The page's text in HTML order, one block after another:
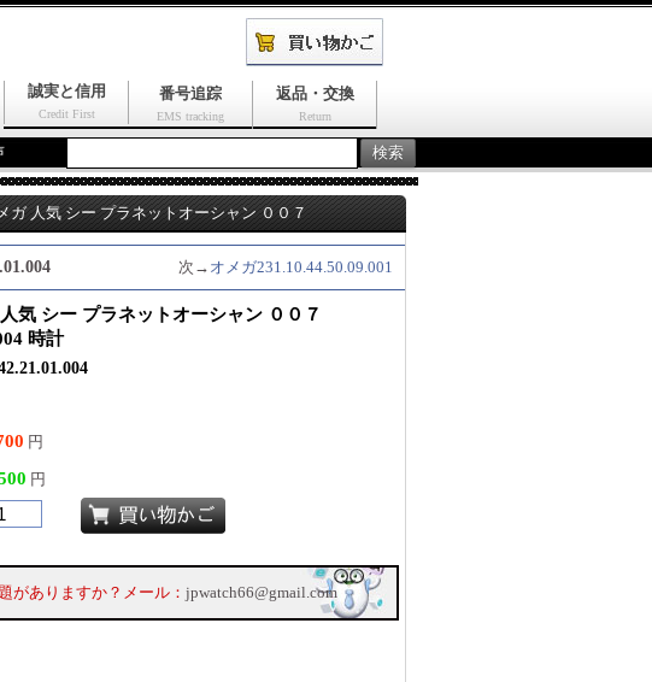
誠実と信用
Credit First
番号追踪
EMS tracking
返品・交換
Return
ガ 人気 シー プラネットオーシャン ００７
次→ オメガ231.10.44.50.09.001
気 シー プラネットオーシャン ００７
時計
円
円
がありますか？メール： jpwatch66@gmail.com